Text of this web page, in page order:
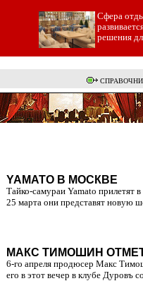
Cфера
решения
YAMATO В МОСКВЕ
Тайко-самураи Yamato прилетят
25 марта они представят новую
МАКС ТИМОШИН
6-го апреля продюсер Макс
его в этот вечер в клубе Дуровъ